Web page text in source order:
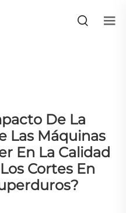
De La
Las Máquinas
En La Calidad
Cortes En